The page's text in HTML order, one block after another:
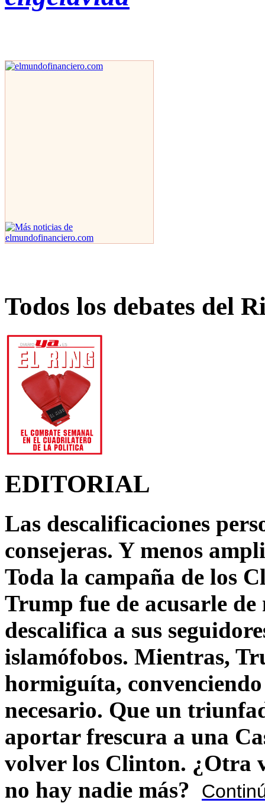
Todos los debates del
EDITORIAL
Las descalificaciones
consejeras. Y menos
Toda la campaña de los
Trump fue de acusarle
descalifica a sus
islamófobos. Mientras,
hormiguíta,
necesario. Que un
aportar frescura a una
volver los Clinton. ¿Otra
no hay nadie más?